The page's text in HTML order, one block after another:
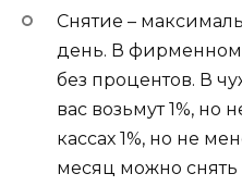
Снятие –
день. В фирменном
без процентов. В
вас возьмут 1%, но
кассах 1%, но не
месяц можно снять